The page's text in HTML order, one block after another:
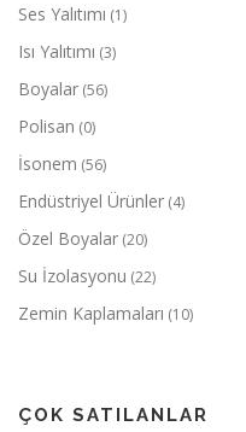
Ses Yalıtımı (1)
Isı Yalıtımı (3)
Boyalar (56)
Polisan (0)
İsonem (56)
Endüstriyel Ürünler (4)
Özel Boyalar (20)
Su İzolasyonu (22)
Zemin Kaplamaları (10)
ÇOK SATILANLAR